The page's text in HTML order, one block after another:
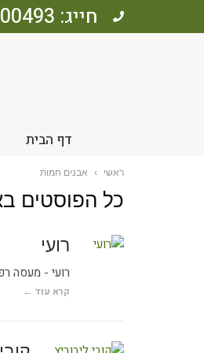
חייג: 072-2500493
דף הבית
ראשי › אבנים חמות
כל הפוסטים ב
רועי
רועי - מעסה רפואי
קרא עוד ←